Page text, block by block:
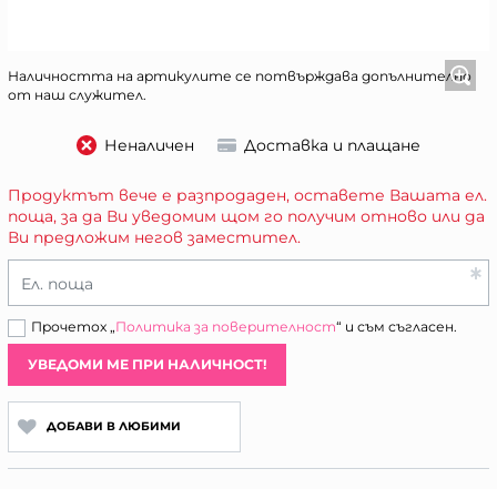
Наличността на артикулите се потвърждава допълнително
от наш служител.
Неналичен Доставка и плащане
Продуктът вече е разпродаден, оставете Вашата ел.
поща, за да Ви уведомим щом го получим отново или да
Ви предложим негов заместител.
Ел. поща
Прочетох „Политика за поверителност“ и съм съгласен.
УВЕДОМИ МЕ ПРИ НАЛИЧНОСТ!
ДОБАВИ В ЛЮБИМИ